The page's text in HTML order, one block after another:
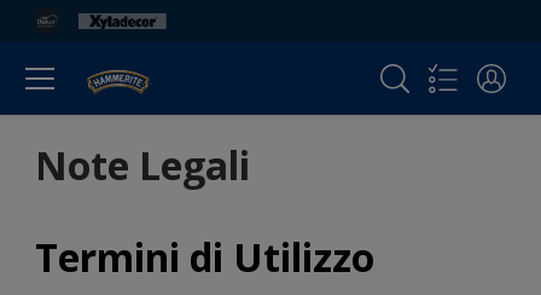
Note Legali
Termini di Utilizzo